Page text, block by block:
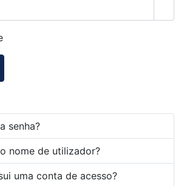
senha?
nome de utilizador?
uma conta de acesso?